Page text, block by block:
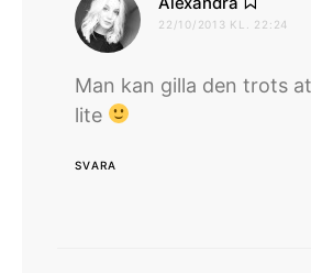
22/10/2013 KL. 22:24
Man kan gilla den trots
lite
SVARA